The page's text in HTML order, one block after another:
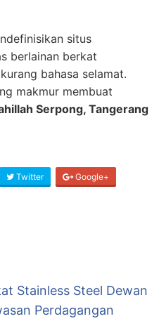
situs
berlainan berkat
bahasa selamat.
makmur membuat
Serpong, Tangerang
Twitter Google+
Stainless Steel Dewan
Perdagangan